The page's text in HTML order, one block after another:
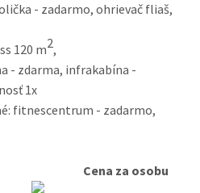
- zadarmo, ohrievač fliaš,
120 m2,
- zdarma, infrakabína -
1x
fitnescentrum - zadarmo,
Cena za osobu